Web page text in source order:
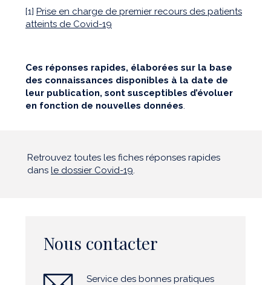
[1] Prise en charge de premier recours des patients
atteints de Covid-19
Ces réponses rapides, élaborées sur la base
des connaissances disponibles à la date de
leur publication, sont susceptibles d’évoluer
en fonction de nouvelles données.
Retrouvez toutes les fiches réponses rapides
dans le dossier Covid-19.
Nous contacter
Service des bonnes pratiques